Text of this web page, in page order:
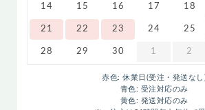
14 15 16 17 18
21 22 23 24 25
28 29 30 1 2
赤色: 休業日(受注・発送なし
青色: 受注対応のみ
黄色: 発送対応のみ